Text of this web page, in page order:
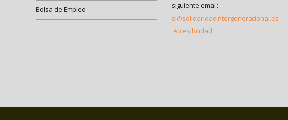
Bolsa de Empleo
siguiente email:
si@solidaridadintergeneracional.es
Accesibilidad